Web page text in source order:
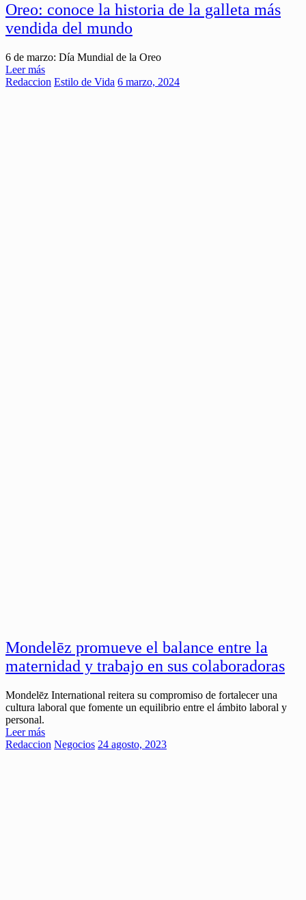
Oreo: conoce la historia de la galleta más
vendida del mundo
6 de marzo: Día Mundial de la Oreo
Leer más
Redaccion Estilo de Vida 6 marzo, 2024
Mondelēz promueve el balance entre la
maternidad y trabajo en sus colaboradoras
Mondelēz International reitera su compromiso de fortalecer una
cultura laboral que fomente un equilibrio entre el ámbito laboral y
personal.
Leer más
Redaccion Negocios 24 agosto, 2023